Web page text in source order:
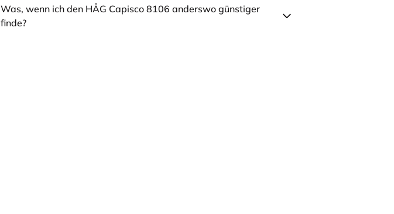
Was, wenn ich den HÅG Capisco 8106 anderswo günstiger
finde?